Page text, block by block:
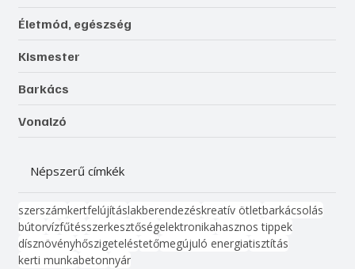
Életmód, egészség
Kismester
Barkács
Vonalzó
Népszerű címkék
szerszámkertfelújításlakberendezéskreatív ötletbarkácsolás
bútorvízfűtésszerkesztőségelektronikahasznos tippek
dísznövényhőszigeteléstetőmegújuló energiatisztítás
kerti munkabetonnyár